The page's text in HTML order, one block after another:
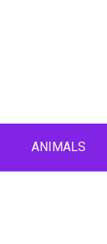
ANIMALS